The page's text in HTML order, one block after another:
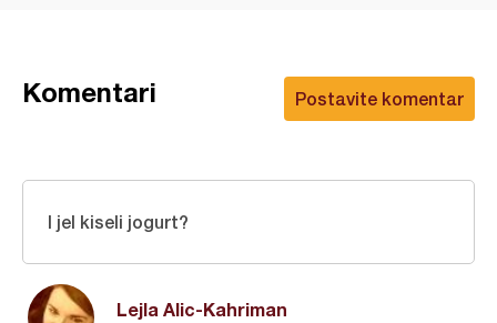
Postavite komentar
Komentari
Lejla Alic-Kahriman
I jel kiseli jogurt?